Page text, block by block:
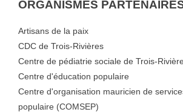
ORGANISMES
Artisans de la paix
CDC de Trois-Rivières
Centre de pédiatrie sociale de Trois-
Centre d'éducation populaire
Centre d'organisation mauricien de
populaire (COMSEP)